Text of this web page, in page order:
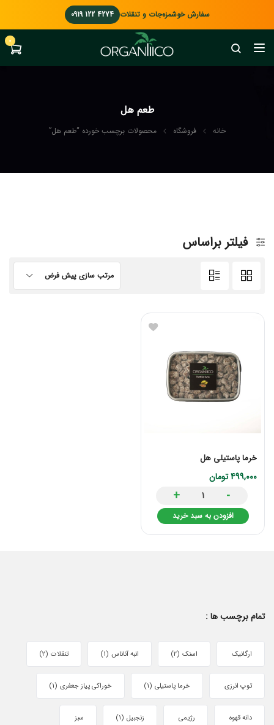
سفارش خوشمزه‌جات و تنقلات 0919 122 4274
0
طعم هل
خانه فروشگاه محصولات برچسب خورده “طعم هل”
فیلتر براساس
مرتب سازی پیش فرض
خرما پاستیلی هل
499,000تومان
-
+
افزودن به سبد خرید
تمام برچسب ها :
ارگانیک اسنک (2) انبه آناناس (1) تنقلات (2)
توپ انرزی خرما پاستیلی (1) خوراکی پیاز جعفری (1)
دانه قهوه رژیمی زنجبیل (1) سبز